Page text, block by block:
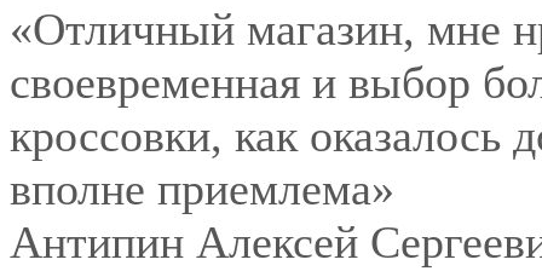
«Отличный магазин, мне
своевременная и выбор
кроссовки, как оказалось
вполне приемлема»
Антипин Алексей